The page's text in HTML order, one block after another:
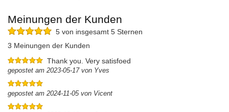
Meinungen der Kunden
5 von insgesamt 5 Sternen
3 Meinungen der Kunden
Thank you. Very satisfoed
gepostet am 2023-05-17 von Yves
gepostet am 2024-11-05 von Vicent